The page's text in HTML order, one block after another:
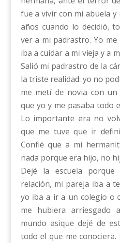
fue a vivir con mi abuela y
años cuando lo decidió,
ver a mi padrastro. Yo
iba a cuidar a mi vieja y a
Salió mi padrastro de la
la triste realidad: yo no
me metí de novia con
que yo y me pasaba todo
Lo importante era no
que me tuve que ir
Confié que a mi
nada porque era hijo, no
Dejé la escuela
relación, mi pareja iba a
yo iba a ir a un colegio o
me hubiera arriesgado
mundo asique dejé de
todo el que me